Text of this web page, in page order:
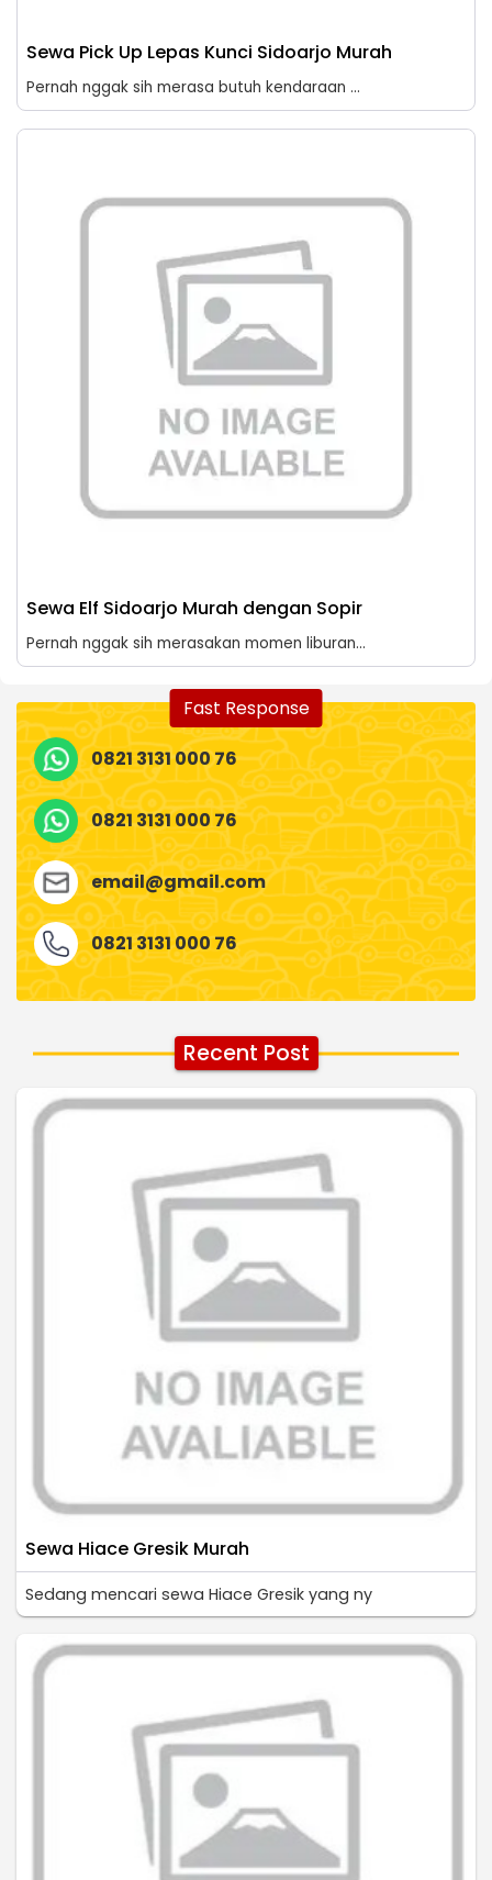
Sewa Pick Up Lepas Kunci Sidoarjo Murah
Pernah nggak sih merasa butuh kendaraan ...
Sewa Elf Sidoarjo Murah dengan Sopir
Pernah nggak sih merasakan momen liburan...
Fast Response
0821 3131 000 76
0821 3131 000 76
email@gmail.com
0821 3131 000 76
Recent Post
Sewa Hiace Gresik Murah
Sedang mencari sewa Hiace Gresik yang ny